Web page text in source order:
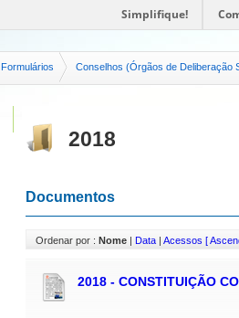
Simplifique!
2018
Documentos
Ordenar por : Nome | Data | Acessos [
2018 - CONSTITUIÇÃO
Formulários Conselhos (Órgãos de Deliberação